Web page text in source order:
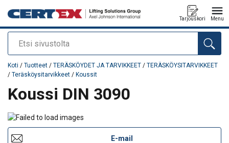
Etsi
Tarjouskori Menu
Tuote lisätty tarjouspyyntöön
Koti / Tuotteet / TERÄSKÖYDET JA TARVIKKEET / TERÄSKÖYSITARVIKKEET
/ Teräsköysitarvikkeet / Koussit
Koussi DIN 3090
E-mail